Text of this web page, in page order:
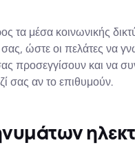
τα μέσα κοινωνικής
σας, ώστε οι πελάτες να
προσεγγίσουν και να
σας αν το επιθυμούν.